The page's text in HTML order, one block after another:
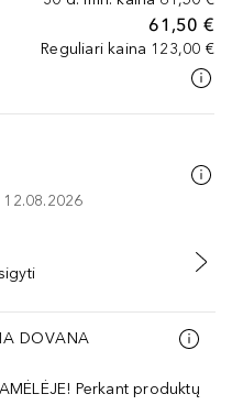
61,50 €
Reguliari kaina 123,00 €
12.08.2026
DOVANA
Perkant produktų